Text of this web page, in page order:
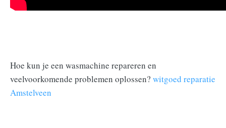
Hoe kun je een wasmachine repareren en
veelvoorkomende problemen oplossen? witgoed reparatie
Amstelveen